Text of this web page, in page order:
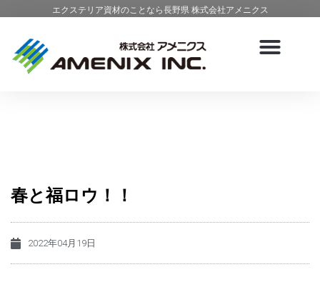
エクステリア資材のことなら長野県 株式会社アメニクス
春と福ロウ！！
2022年04月19日